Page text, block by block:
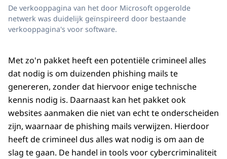
De verkooppagina van het door Microsoft opgerolde
netwerk was duidelijk geïnspireerd door bestaande
verkooppagina's voor software.
Met zo'n pakket heeft een potentiële crimineel alles
dat nodig is om duizenden phishing mails te
genereren, zonder dat hiervoor enige technische
kennis nodig is. Daarnaast kan het pakket ook
websites aanmaken die niet van echt te onderscheiden
zijn, waarnaar de phishing mails verwijzen. Hierdoor
heeft de crimineel dus alles wat nodig is om aan de
slag te gaan. De handel in tools voor cybercriminaliteit